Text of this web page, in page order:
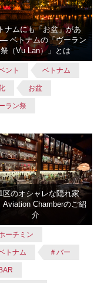
ナムにも「お盆」があ
ベトナムの「ヴーラン
祭（Vu Lan）」とは
ント ベトナム
お盆
ラン祭
1区のオシャレな隠れ家
Aviation Chamberのご紹
介
ーチミン
トナム ＃バー